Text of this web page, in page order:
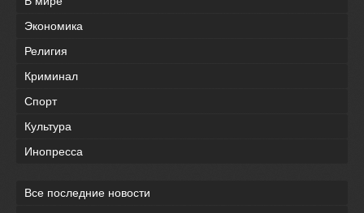
Экономика
Религия
Криминал
Спорт
Культура
Инопресса
Все последние новости